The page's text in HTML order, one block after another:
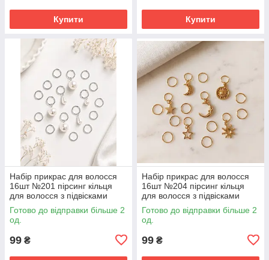
Купити Купити
Набір прикрас для волосся
16шт №201 пірсинг кільця
для волосся з підвісками
Готово до відправки більше 2
од.
99 ₴
Набір прикрас для волосся
16шт №204 пірсинг кільця
для волосся з підвісками
Готово до відправки більше 2
од.
99 ₴